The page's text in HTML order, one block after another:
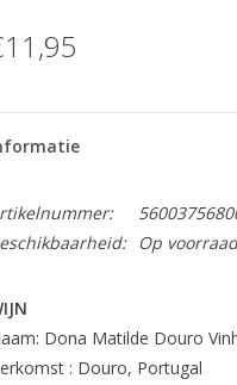
Op voorraad
Dona Matilde Douro
: Douro, Portugal